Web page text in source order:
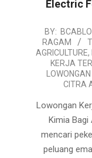
Electric
2026-
03-
BY:
RAGAM
AGRICULTURE,
KERJA
CITRA
Lowongan
Kimia Bagi
mencari
peluang